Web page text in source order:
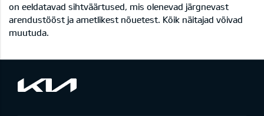
on eeldatavad sihtväärtused, mis olenevad järgnevast
arendustööst ja ametlikest nõuetest. Kõik näitajad võivad
muutuda.